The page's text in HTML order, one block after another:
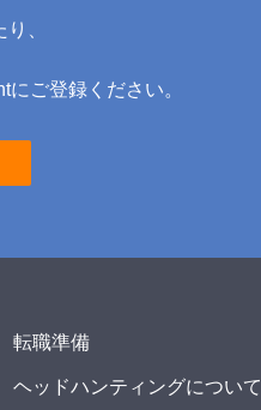
、
ご登録ください。
転職準備
ヘッドハンティングについて